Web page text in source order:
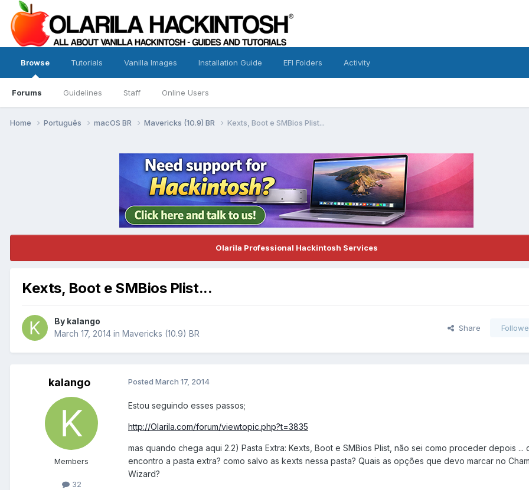
Browse
Forums Guidelines Staff Online Users
Tutorials Vanilla Images Installation Guide EFI Folders Activity
Home Português macOS BR Mavericks (10.9) BR Kexts, Boot e SMBios Plist...
Olarila Professional Hackintosh Services
Kexts, Boot e SMBios Plist...
By kalango
March 17, 2014 in Mavericks (10.9) BR
Share
kalango
Members
32
Posted March 17, 2014
Estou seguindo esses passos;
http://Olarila.com/forum/viewtopic.php?t=3835
mas quando chega aqui 2.2) Pasta Extra: Kexts, Boot e SMBios Plist, não sei como proceder depois ...
encontro a pasta extra? como salvo as kexts nessa pasta? Quais as opções que devo marcar no
Wizard?